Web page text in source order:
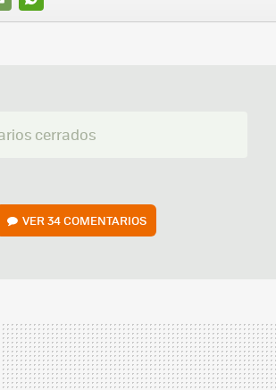
WHATSAPP
cerrados
VER34 COMENTARIOS